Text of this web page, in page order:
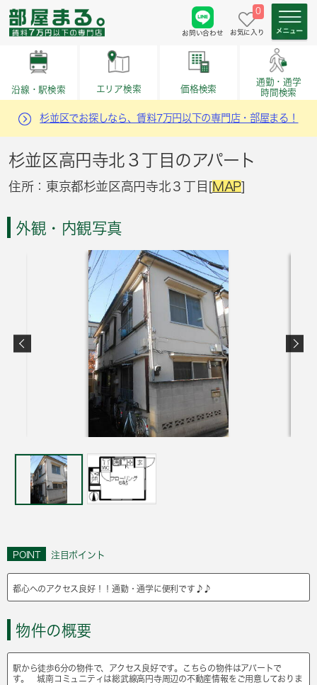
お問い合わせ
0
お気に入り
沿線・駅検索 エリア検索 価格検索
通勤・通学
時間検索
杉並区でお探しなら、賃料7万円以下の専門店・部屋まる！
杉並区高円寺北３丁目のアパート
住所：東京都杉並区高円寺北３丁目[MAP]
外観・内観写真
POINT 注目ポイント
都心へのアクセス良好！！通勤・通学に便利です♪♪
物件の概要
駅から徒歩6分の物件で、アクセス良好です。こちらの物件はアパートで
す。 城南コミュニティは総武線高円寺周辺の不動産情報をご用意しておりま